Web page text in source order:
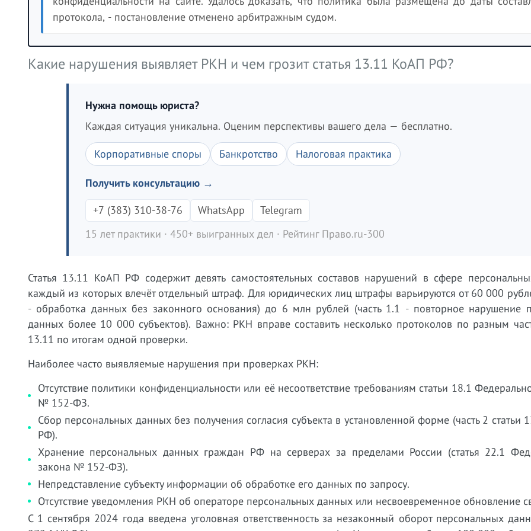
протокола, - постановление отменено арбитражным судом.
Какие нарушения выявляет РКН и чем грозит статья 13.11 КоАП РФ?
Нужна помощь юриста?
Каждая ситуация уникальна. Оценим перспективы вашего дела — бесплатно.
Корпоративные споры Банкротство Налоговая практика
Получить консультацию →
+7 (383) 310-38-76
WhatsApp
Telegram
15 лет практики · 450+ выигранных дел · Рейтинг Право.ru-300
Статья 13.11 КоАП РФ содержит девять самостоятельных составов нарушений в сфере
каждый из которых влечёт отдельный штраф. Для юридических лиц штрафы варьируются от 60 000
- обработка данных без законного основания) до 6 млн рублей (часть 1.1 - повторное нарушение
данных более 10 000 субъектов). Важно: РКН вправе составить несколько протоколов по разным
13.11 по итогам одной проверки.
Наиболее часто выявляемые нарушения при проверках РКН:
Отсутствие политики конфиденциальности или её несоответствие требованиям статьи 18.1
№ 152-ФЗ.
Сбор персональных данных без получения согласия субъекта в установленной форме (часть 2 статьи
РФ).
Хранение персональных данных граждан РФ на серверах за пределами России (статья 22.1
закона № 152-ФЗ).
Непредставление субъекту информации об обработке его данных по запросу.
Отсутствие уведомления РКН об операторе персональных данных или несвоевременное обновление
С 1 сентября 2024 года введена уголовная ответственность за незаконный оборот персональных